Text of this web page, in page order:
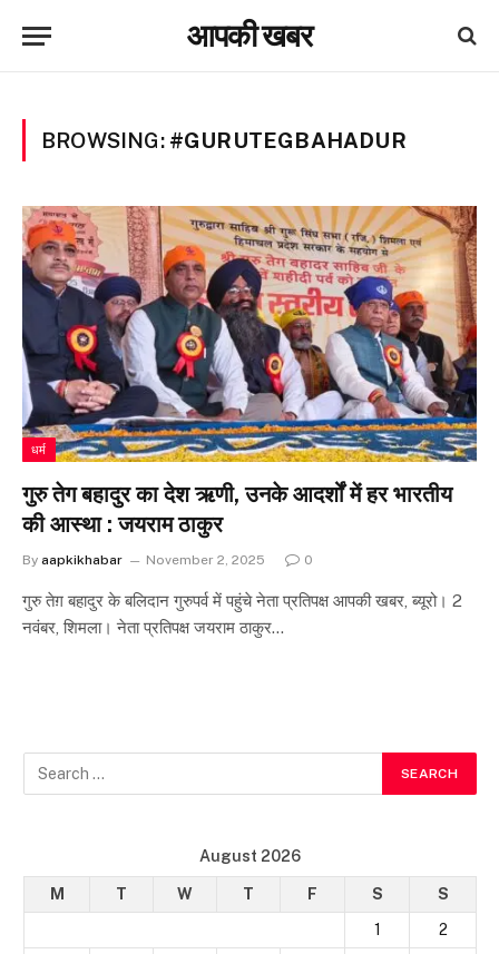
आपकी खबर
BROWSING: #GURUTEGBAHADUR
धर्म
गुरु तेग बहादुर का देश ऋणी, उनके आदर्शों में हर भारतीय
की आस्था : जयराम ठाकुर
By aapkikhabar November 2, 2025 0
गुरु तेग़ बहादुर के बलिदान गुरुपर्व में पहुंचे नेता प्रतिपक्ष आपकी खबर, ब्यूरो। 2
नवंबर, शिमला। नेता प्रतिपक्ष जयराम ठाकुर…
August 2026
M T W T F S
S
1
2